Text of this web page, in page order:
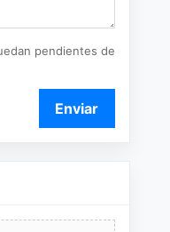
pendientes de
Enviar